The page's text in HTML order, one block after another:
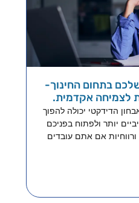
בתחום החינוך-
לצמיחה אקדמית.
הדידקטי יכולה להפוך
יותר ולפתוח בפניכם
אם אתם עובדים